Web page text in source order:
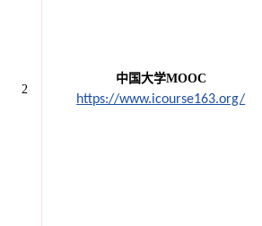
2
中国大学MOOC
https://www.icourse163.org/